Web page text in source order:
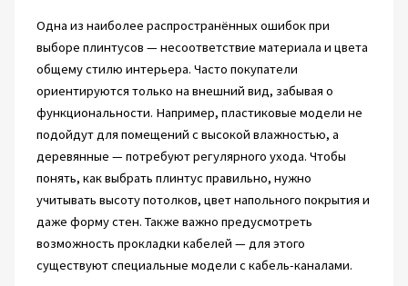
Одна из наиболее распространённых ошибок при
выборе плинтусов — несоответствие материала и цвета
общему стилю интерьера. Часто покупатели
ориентируются только на внешний вид, забывая о
функциональности. Например, пластиковые модели не
подойдут для помещений с высокой влажностью, а
деревянные — потребуют регулярного ухода. Чтобы
понять, как выбрать плинтус правильно, нужно
учитывать высоту потолков, цвет напольного покрытия и
даже форму стен. Также важно предусмотреть
возможность прокладки кабелей — для этого
существуют специальные модели с кабель-каналами.